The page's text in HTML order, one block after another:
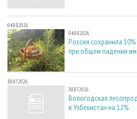
04.08.2026
04.08.2026
Россия сохранила
при общем падении
30.07.2026
30.07.2026
Вологодская
в Узбекистан на 12%